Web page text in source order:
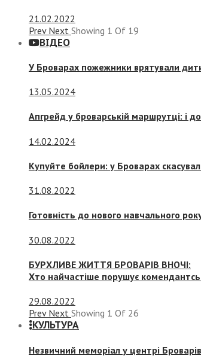
21.02.2022
Prev Next Showing 1 Of 19
ВІДЕО
У Броварах пожежники врятували
13.05.2024
Апгрейд у броварській маршрутці: і
14.02.2024
Купуйте бойлери: у Броварах
31.08.2022
Готовність до нового навчального
30.08.2022
БУРХЛИВЕ ЖИТТЯ БРОВАРІВ ВНОЧІ:
Хто найчастіше порушує
29.08.2022
Prev Next Showing 1 Of 26
КУЛЬТУРА
Незвичний меморіал у центрі